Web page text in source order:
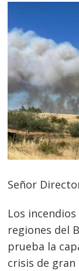
Señor
Los
regiones del
prueba la
crisis de gran